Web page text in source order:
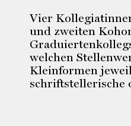
Vier
und zweiten
welchen
Kleinformen
schriftstellerische